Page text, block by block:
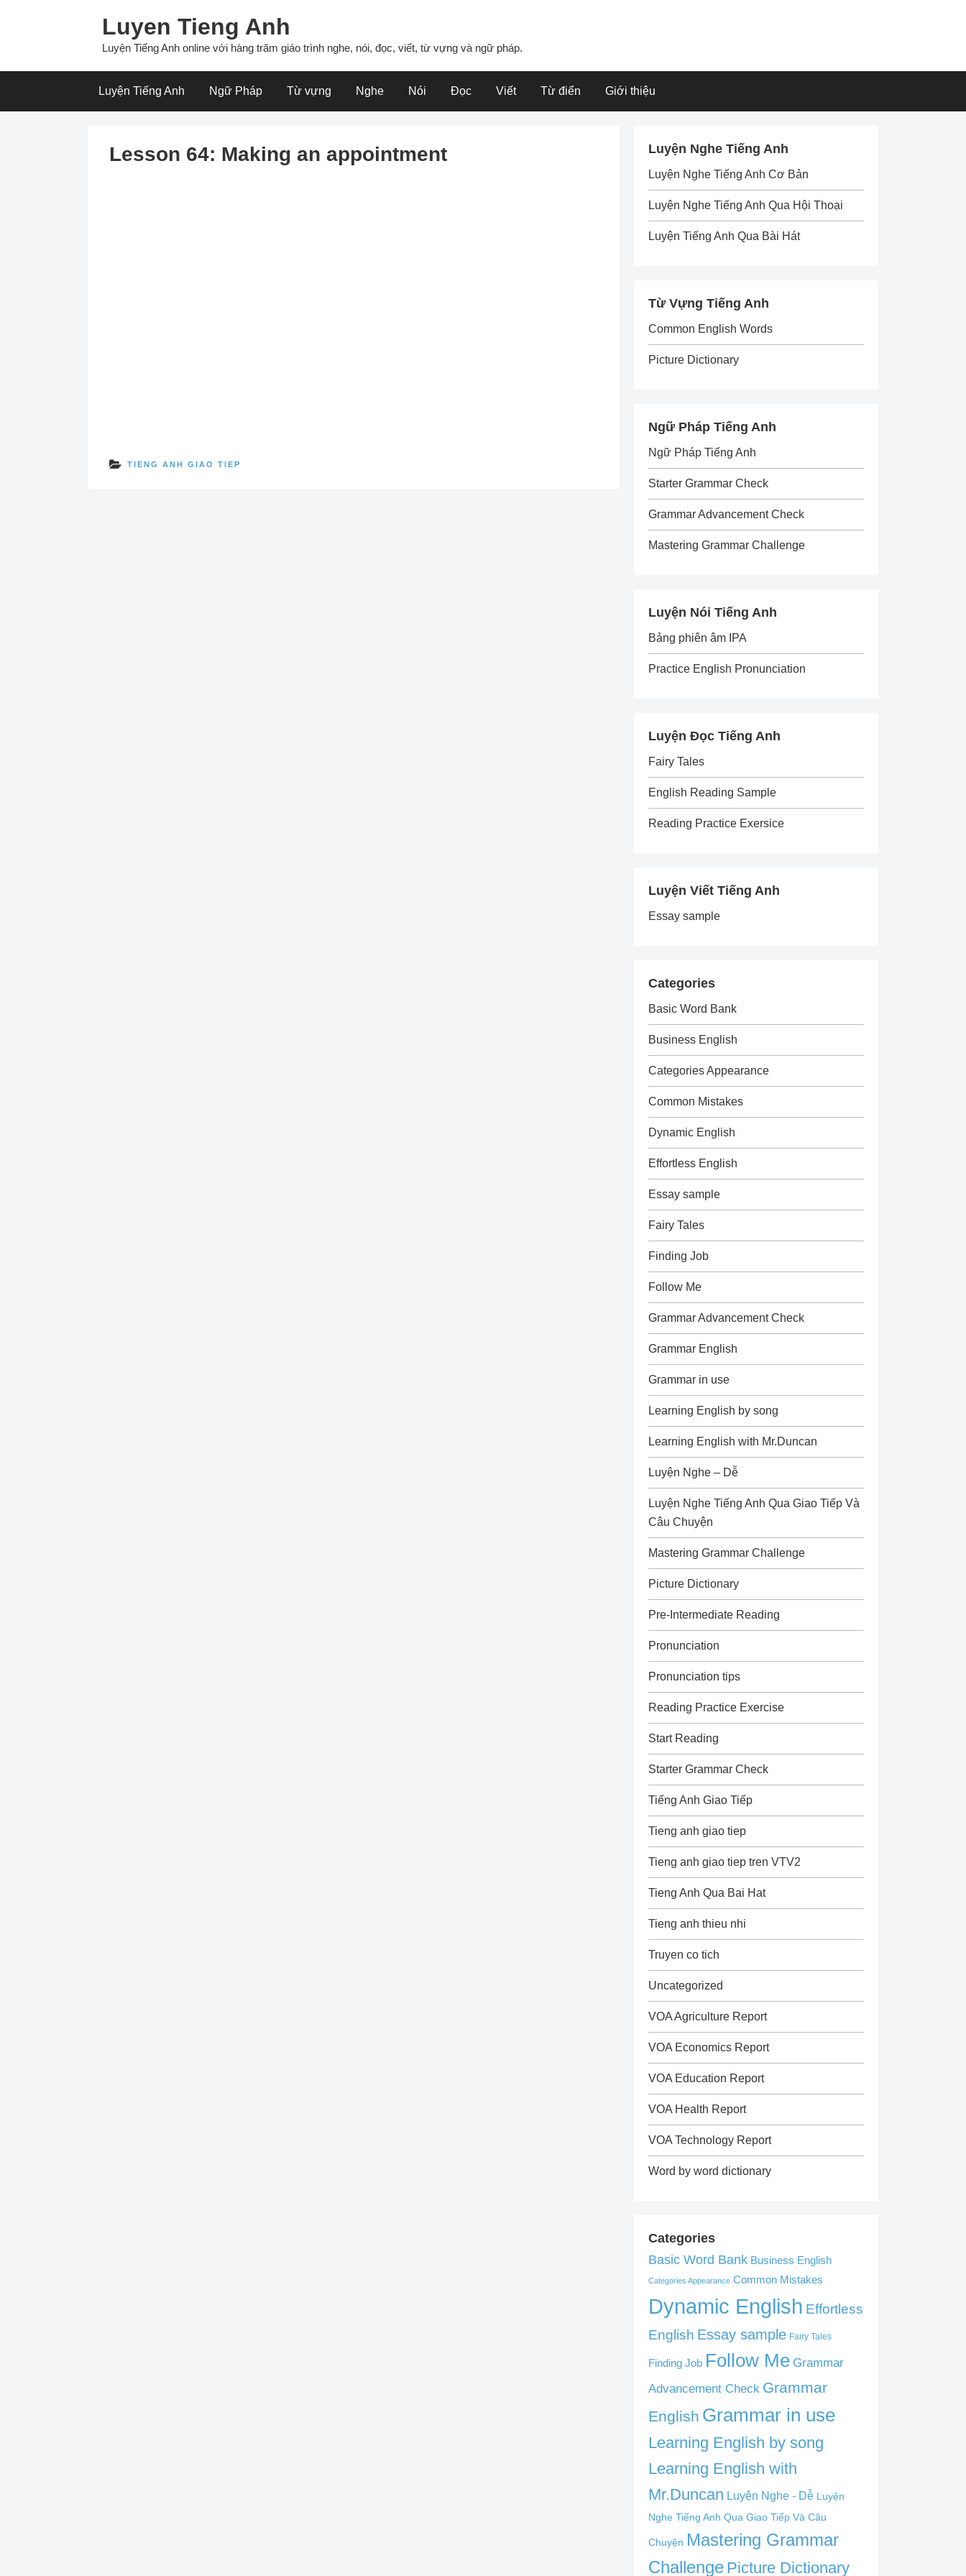
Luyen Tieng Anh
Luyện Tiếng Anh online với hàng trăm giáo trình nghe, nói, đọc, viết, từ vựng và ngữ pháp.
Luyện Tiếng Anh Ngữ Pháp Từ vựng Nghe Nói Đọc Viết Từ điển Giới thiệu
Lesson 64: Making an appointment
TIENG ANH GIAO TIEP
Luyện Nghe Tiếng Anh
Luyện Nghe Tiếng Anh Cơ Bản
Luyện Nghe Tiếng Anh Qua Hội Thoại
Luyện Tiếng Anh Qua Bài Hát
Từ Vựng Tiếng Anh
Common English Words
Picture Dictionary
Ngữ Pháp Tiếng Anh
Ngữ Pháp Tiếng Anh
Starter Grammar Check
Grammar Advancement Check
Mastering Grammar Challenge
Luyện Nói Tiếng Anh
Bảng phiên âm IPA
Practice English Pronunciation
Luyện Đọc Tiếng Anh
Fairy Tales
English Reading Sample
Reading Practice Exersice
Luyện Viết Tiếng Anh
Essay sample
Categories
Basic Word Bank
Business English
Categories Appearance
Common Mistakes
Dynamic English
Effortless English
Essay sample
Fairy Tales
Finding Job
Follow Me
Grammar Advancement Check
Grammar English
Grammar in use
Learning English by song
Learning English with Mr.Duncan
Luyện Nghe – Dễ
Luyện Nghe Tiếng Anh Qua Giao Tiếp Và
Câu Chuyện
Mastering Grammar Challenge
Picture Dictionary
Pre-Intermediate Reading
Pronunciation
Pronunciation tips
Reading Practice Exercise
Start Reading
Starter Grammar Check
Tiếng Anh Giao Tiếp
Tieng anh giao tiep
Tieng anh giao tiep tren VTV2
Tieng Anh Qua Bai Hat
Tieng anh thieu nhi
Truyen co tich
Uncategorized
VOA Agriculture Report
VOA Economics Report
VOA Education Report
VOA Health Report
VOA Technology Report
Word by word dictionary
Categories
Basic Word Bank Business English
Categories Appearance Common Mistakes
Dynamic English Effortless
English Essay sample Fairy Tales
Finding Job Follow Me Grammar
Advancement Check Grammar
English Grammar in use
Learning English by song
Learning English with
Mr.Duncan Luyện Nghe - Dễ Luyện
Nghe Tiếng Anh Qua Giao Tiếp Và Câu
Chuyện Mastering Grammar
Challenge Picture Dictionary